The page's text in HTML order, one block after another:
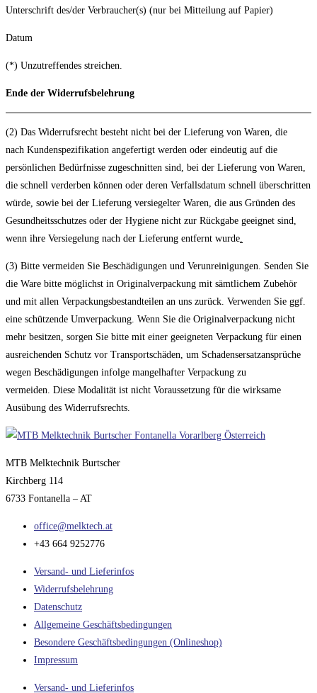
Unterschrift des/der Verbraucher(s) (nur bei Mitteilung auf Papier)
Datum
(*) Unzutreffendes streichen.
Ende der Widerrufsbelehrung
(2) Das Widerrufsrecht besteht nicht bei der Lieferung von Waren, die
nach Kundenspezifikation angefertigt werden oder eindeutig auf die
persönlichen Bedürfnisse zugeschnitten sind, bei der Lieferung von Waren,
die schnell verderben können oder deren Verfallsdatum schnell überschritten
würde, sowie bei der Lieferung versiegelter Waren, die aus Gründen des
Gesundheitsschutzes oder der Hygiene nicht zur Rückgabe geeignet sind,
wenn ihre Versiegelung nach der Lieferung entfernt wurde.
(3) Bitte vermeiden Sie Beschädigungen und Verunreinigungen. Senden Sie
die Ware bitte möglichst in Originalverpackung mit sämtlichem Zubehör
und mit allen Verpackungsbestandteilen an uns zurück. Verwenden Sie ggf.
eine schützende Umverpackung. Wenn Sie die Originalverpackung nicht
mehr besitzen, sorgen Sie bitte mit einer geeigneten Verpackung für einen
ausreichenden Schutz vor Transportschäden, um Schadensersatzansprüche
wegen Beschädigungen infolge mangelhafter Verpackung zu
vermeiden. Diese Modalität ist nicht Voraussetzung für die wirksame
Ausübung des Widerrufsrechts.
MTB Melktechnik Burtscher
Kirchberg 114
6733 Fontanella – AT
office@melktech.at
+43 664 9252776
Versand- und Lieferinfos
Widerrufsbelehrung
Datenschutz
Allgemeine Geschäftsbedingungen
Besondere Geschäftsbedingungen (Onlineshop)
Impressum
Versand- und Lieferinfos